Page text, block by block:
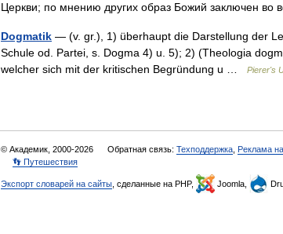
Церкви; по мнению других образ Божий заключен
Dogmatik — (v. gr.), 1) überhaupt die Darstellung der
Schule od. Partei, s. Dogma 4) u. 5); 2) (Theologia
welcher sich mit der kritischen Begründung u …
Pierer's
© Академик, 2000-2026 Обратная связь: Техподдержка Реклама
👣 Путешествия
Экспорт словарей на сайты , сделанные на PHP, Joomla,